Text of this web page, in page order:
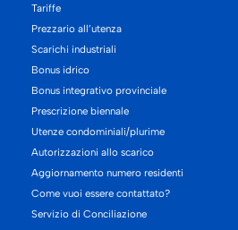
Tariffe
Prezzario all’utenza
Scarichi industriali
Bonus idrico
Bonus integrativo provinciale
Prescrizione biennale
Utenze condominiali/plurime
Autorizzazioni allo scarico
Aggiornamento numero residenti
Come vuoi essere contattato?
Servizio di Conciliazione